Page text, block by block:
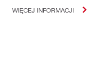
WIĘCEJ INFORMACJI